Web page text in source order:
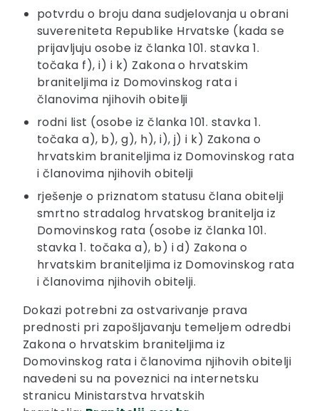
potvrdu o broju dana sudjelovanja u obrani
suvereniteta Republike Hrvatske (kada se
prijavljuju osobe iz članka 101. stavka 1.
točaka f), i) i k) Zakona o hrvatskim
braniteljima iz Domovinskog rata i
članovima njihovih obitelji
rodni list (osobe iz članka 101. stavka 1.
točaka a), b), g), h), i), j) i k) Zakona o
hrvatskim braniteljima iz Domovinskog rata
i članovima njihovih obitelji
rješenje o priznatom statusu člana obitelji
smrtno stradalog hrvatskog branitelja iz
Domovinskog rata (osobe iz članka 101.
stavka 1. točaka a), b) i d) Zakona o
hrvatskim braniteljima iz Domovinskog rata
i članovima njihovih obitelji.
Dokazi potrebni za ostvarivanje prava
prednosti pri zapošljavanju temeljem odredbi
Zakona o hrvatskim braniteljima iz
Domovinskog rata i članovima njihovih obitelji
navedeni su na poveznici na internetsku
stranicu Ministarstva hrvatskih